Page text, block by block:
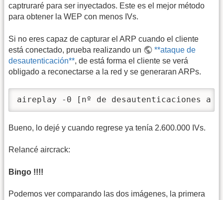
captruraré para ser inyectados. Este es el mejor método
para obtener la WEP con menos IVs.
Si no eres capaz de capturar el ARP cuando el cliente
está conectado, prueba realizando un
**ataque de
desautenticación**, de está forma el cliente se verá
obligado a reconectarse a la red y se generaran ARPs.
aireplay -0 [nº de desautenticaciones
Bueno, lo dejé y cuando regrese ya tenía 2.600.000 IVs.
Relancé aircrack:
Bingo !!!!
Podemos ver comparando las dos imágenes, la primera